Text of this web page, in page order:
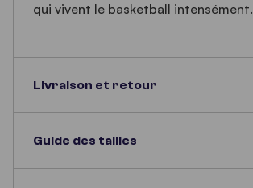
qui vivent le basketball intensément.
Livraison et retour
Guide des tailles